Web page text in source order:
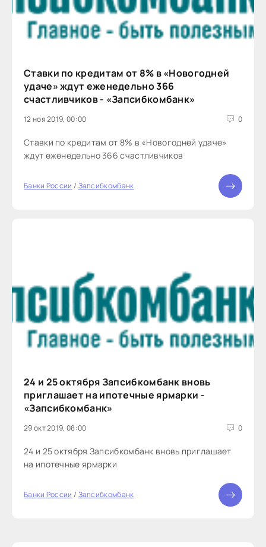
Ставки по кредитам от 8% в «Новогодней
удаче» ждут еженедельно 366
счастливчиков - «Запсибкомбанк»
12 ноя 2019, 00:00 0
Ставки по кредитам от 8% в «Новогодней удаче»
ждут еженедельно 366 счастливчиков
Банки России / Запсибкомбанк
24 и 25 октября Запсибкомбанк вновь
приглашает на ипотечные ярмарки -
«Запсибкомбанк»
29 окт 2019, 08:00 0
24 и 25 октября Запсибкомбанк вновь приглашает
на ипотечные ярмарки
Банки России / Запсибкомбанк